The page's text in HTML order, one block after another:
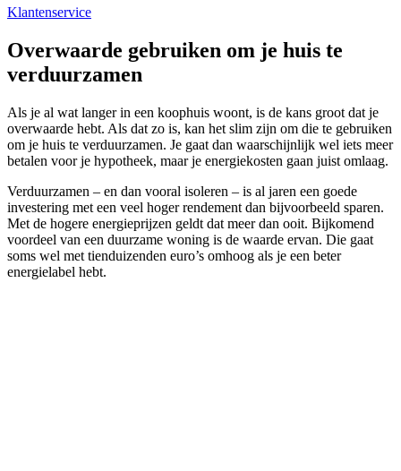
Klantenservice
Overwaarde gebruiken om je huis te
verduurzamen
Als je al wat langer in een koophuis woont, is de kans groot dat je
overwaarde hebt. Als dat zo is, kan het slim zijn om die te gebruiken
om je huis te verduurzamen. Je gaat dan waarschijnlijk wel iets meer
betalen voor je hypotheek, maar je energiekosten gaan juist omlaag.
Verduurzamen – en dan vooral isoleren – is al jaren een goede
investering met een veel hoger rendement dan bijvoorbeeld sparen.
Met de hogere energieprijzen geldt dat meer dan ooit. Bijkomend
voordeel van een duurzame woning is de waarde ervan. Die gaat
soms wel met tienduizenden euro’s omhoog als je een beter
energielabel hebt.